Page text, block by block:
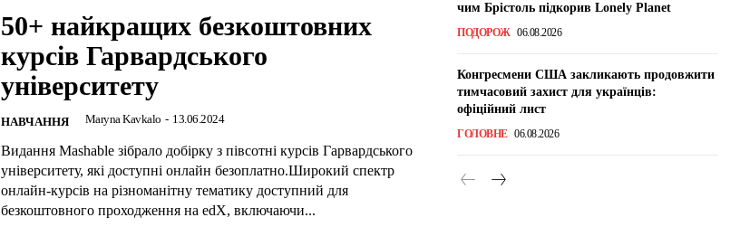
50+ найкращих безкоштовних
курсів Гарвардського
університету
НАВЧАННЯ Maryna Kavkalo - 13.06.2024
Видання Mashable зібрало добірку з півсотні курсів Гарвардського
університету, які доступні онлайн безоплатно.Широкий спектр
онлайн-курсів на різноманітну тематику доступний для
безкоштовного проходження на edX, включаючи...
чим Брістоль підкорив Lonely Planet
ПОДОРОЖ 06.08.2026
Конгресмени США закликають продовжити
тимчасовий захист для українців:
офіційний лист
ГОЛОВНЕ 06.08.2026